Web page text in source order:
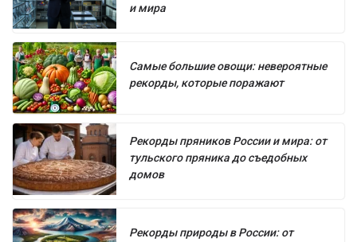
и мира
Самые большие овощи: невероятные
рекорды, которые поражают
Рекорды пряников России и мира: от
тульского пряника до съедобных
домов
Рекорды природы в России: от